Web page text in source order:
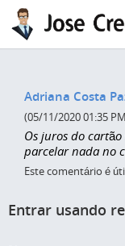
Pular para o conteúdo
Adriana Costa
(05/11/2020 01:35
Os juros do
parcelar nada no
Este comentário é
Entrar usando